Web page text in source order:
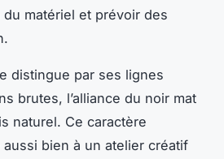
du matériel et prévoir des
distingue par ses lignes
brutes, l’alliance du noir mat
naturel. Ce caractère
aussi bien à un atelier créatif